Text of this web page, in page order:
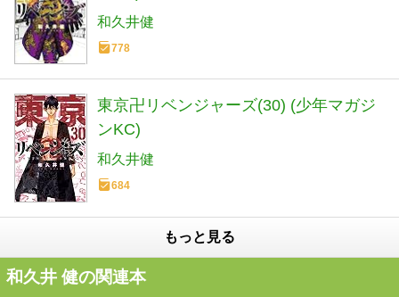
和久井健
778
東京卍リベンジャーズ(30) (少年マガジ
ンKC)
和久井健
684
もっと見る
和久井 健の関連本